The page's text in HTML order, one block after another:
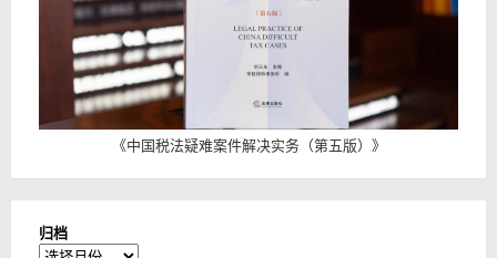
《中国税法疑难案件解决实务（第五版） 》
归档
归